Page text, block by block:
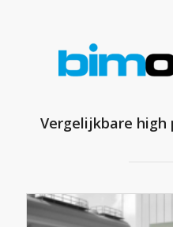
Vergelijkbare high